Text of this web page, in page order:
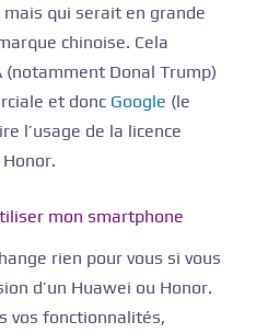
qui serait en grande
chinoise. Cela
(notamment Donal Trump)
et donc Google (le
l’usage de la licence
mon smartphone
rien pour vous si vous
d’un Huawei ou Honor.
vos fonctionnalités,